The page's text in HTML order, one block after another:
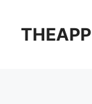
THEAPP